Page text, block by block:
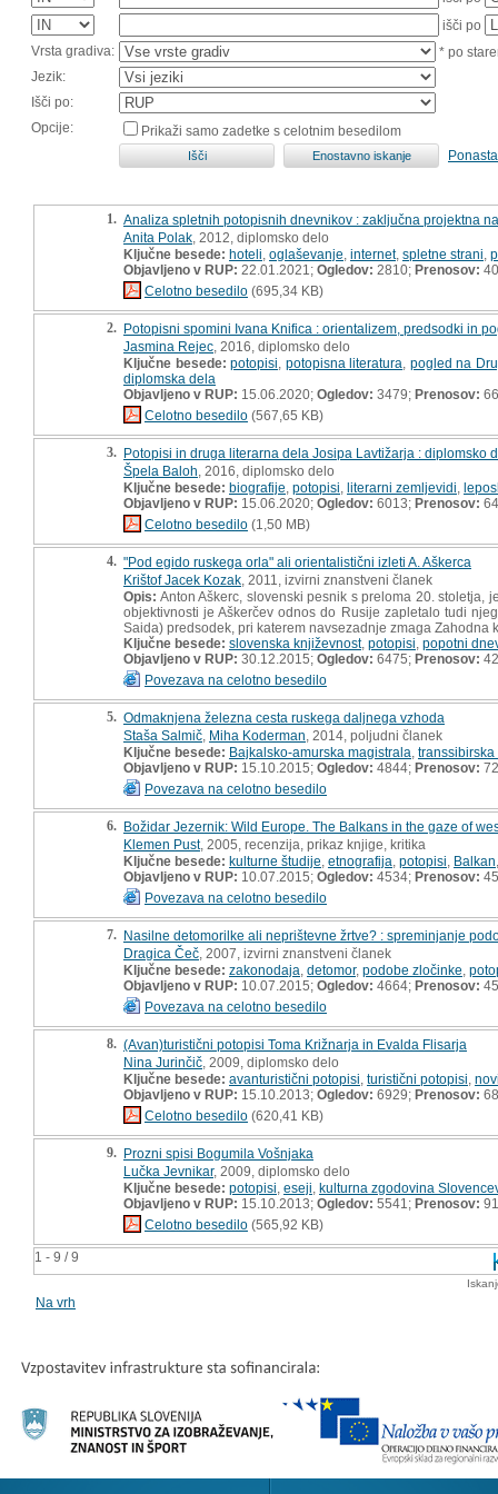
išči po
Vrsta gradiva:
* po
Jezik:
Išči po:
Opcije:
Prikaži samo zadetke s celotnim besedilom
1 - 9 / 9
1. Analiza spletnih potopisnih dnevnikov : zaključna projektna
Anita Polak , 2012, diplomsko delo
Ključne besede: hoteli oglaševanje internet, spletne strani
Objavljeno v RUP: 22.01.2021; Ogledov: 2810; Prenosov: 40
Celotno besedilo (695,34 KB)
2. Potopisni spomini Ivana Knifica : orientalizem, predsodki in
Jasmina Rejec , 2016, diplomsko delo
Ključne besede: potopisi potopisna literatura pogled na
diplomska dela
Objavljeno v RUP: 15.06.2020; Ogledov: 3479; Prenosov: 66
Celotno besedilo (567,65 KB)
3. Potopisi in druga literarna dela Josipa Lavtižarja : diplomsko
Špela Baloh , 2016, diplomsko delo
Ključne besede: biografije potopisi literarni zemljevidi
Objavljeno v RUP: 15.06.2020; Ogledov: 6013; Prenosov: 64
Celotno besedilo (1,50 MB)
4. "Pod egido ruskega orla" ali orientalistični izleti A. Aškerca
Krištof Jacek Kozak , 2011, izvirni znanstveni članek
Opis: Anton Aškerc, slovenski pesnik s preloma 20. stoletja,
objektivnosti je Aškerčev odnos do Rusije zapletalo tudi
Saida) predsodek, pri katerem navsezadnje zmaga Zahodna
Ključne besede: slovenska književnost, potopisi popotni
Objavljeno v RUP: 30.12.2015; Ogledov: 6475; Prenosov: 42
Povezava na celotno besedilo
5. Odmaknjena železna cesta ruskega daljnega vzhoda
Staša Salmič Miha Koderman , 2014, poljudni članek
Ključne besede: Bajkalsko-amurska magistrala
Objavljeno v RUP: 15.10.2015; Ogledov: 4844; Prenosov: 72
Povezava na celotno besedilo
6. Božidar Jezernik: Wild Europe. The Balkans in the gaze of
Klemen Pust, 2005, recenzija, prikaz knjige, kritika
Ključne besede: kulturne študije etnografija potopisi Balkan
Objavljeno v RUP: 10.07.2015; Ogledov: 4534; Prenosov: 45
Povezava na celotno besedilo
7. Nasilne detomorilke ali neprištevne žrtve? : spreminjanje
Dragica Čeč , 2007, izvirni znanstveni članek
Ključne besede: zakonodaja detomor, podobe zločinke
Objavljeno v RUP: 10.07.2015; Ogledov: 4664; Prenosov: 45
Povezava na celotno besedilo
8. (Avan)turistični potopisi Toma Križnarja in Evalda Flisarja
Nina Jurinčič , 2009, diplomsko delo
Ključne besede: avanturistični potopisi turistični potopisi
Objavljeno v RUP: 15.10.2013; Ogledov: 6929; Prenosov: 68
Celotno besedilo (620,41 KB)
9. Prozni spisi Bogumila Vošnjaka
Lučka Jevnikar, 2009, diplomsko delo
Ključne besede: potopisi eseji kulturna zgodovina
Objavljeno v RUP: 15.10.2013; Ogledov: 5541; Prenosov: 91
Celotno besedilo (565,92 KB)
Na vrh